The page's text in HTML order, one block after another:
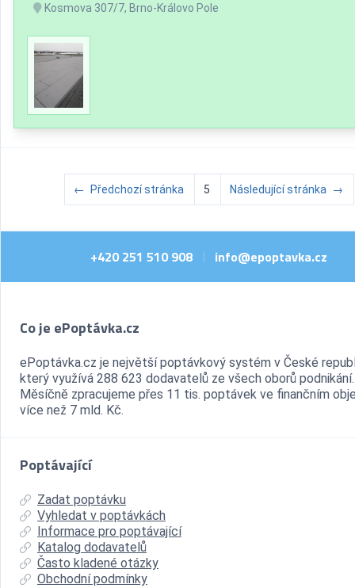
Kosmova 307/7, Brno-Královo Pole
← Předchozí stránka 5 Následující stránka →
+420 251 510 908 info@epoptavka.cz
Co je ePoptávka.cz
ePoptávka.cz je největší poptávkový systém v České
který využívá 288 623 dodavatelů ze všech oborů podnikání.
Měsíčně zpracujeme přes 11 tis. poptávek ve finančním
více než 7 mld. Kč.
Poptávající
Zadat poptávku
Vyhledat v poptávkách
Informace pro poptávající
Katalog dodavatelů
Často kladené otázky
Obchodní podmínky